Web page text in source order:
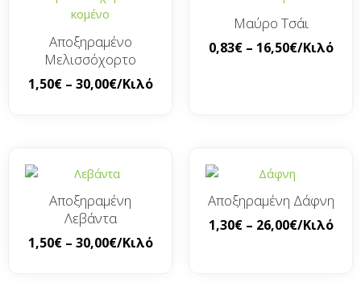
Αποξηραμένο
Μελισσόχορτο
1,50€ – 30,00€/Κιλό
Μαύρο Τσάι
0,83€ – 16,50€/Κιλό
Αποξηραμένη
Λεβάντα
1,50€ – 30,00€/Κιλό
Αποξηραμένη Δάφνη
1,30€ – 26,00€/Κιλό